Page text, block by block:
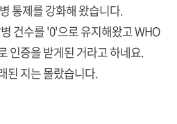
통제를 강화해 왔습니다.
건수를 '0'으로 유지해왔고 WHO
인증을 받게된 거라고 하네요.
된 지는 몰랐습니다.